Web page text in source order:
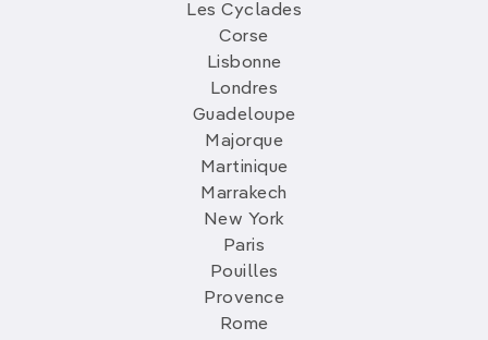
Les Cyclades
Corse
Lisbonne
Londres
Guadeloupe
Majorque
Martinique
Marrakech
New York
Paris
Pouilles
Provence
Rome